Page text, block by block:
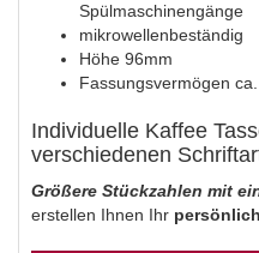
Spülmaschinengänge
mikrowellenbeständig
Höhe 96mm
Fassungsvermögen
Individuelle Kaffee
verschiedenen
Größere Stückzahlen mit
erstellen Ihnen Ihr